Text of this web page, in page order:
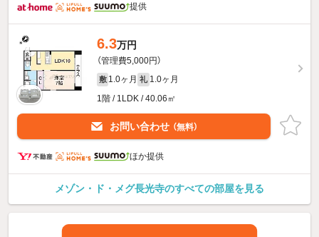
提供
6.3万円
（管理費5,000円）
敷 1.0ヶ月 礼 1.0ヶ月
1階 / 1LDK / 40.06㎡
お問い合わせ （無料）
ほか提供
メゾン・ド・メグ長光寺のすべての部屋を見る